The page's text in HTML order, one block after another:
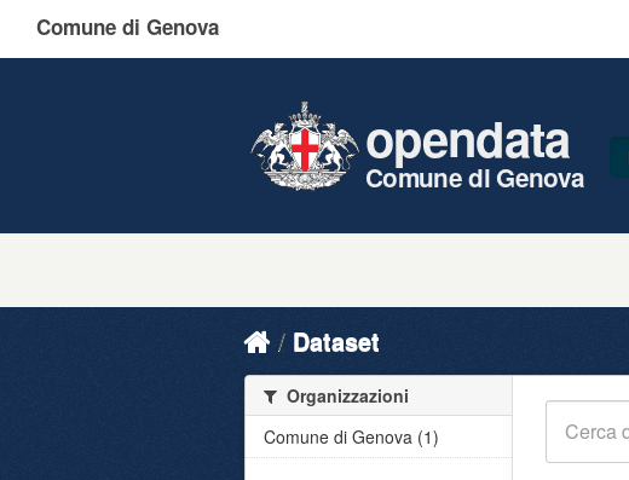
Comune di Genova
opendata
Comune di Genova
Dataset
Organizzazioni
Comune di Genova (1)